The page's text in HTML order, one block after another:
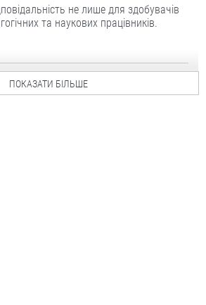
не лише для здобувачів
та наукових працівників.
ПОКАЗАТИ БІЛЬШЕ